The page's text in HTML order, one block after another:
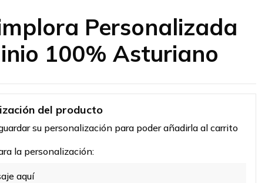
Personalizada
100% Asturiano
del producto
su personalización para poder añadirla al carrito
la personalización: